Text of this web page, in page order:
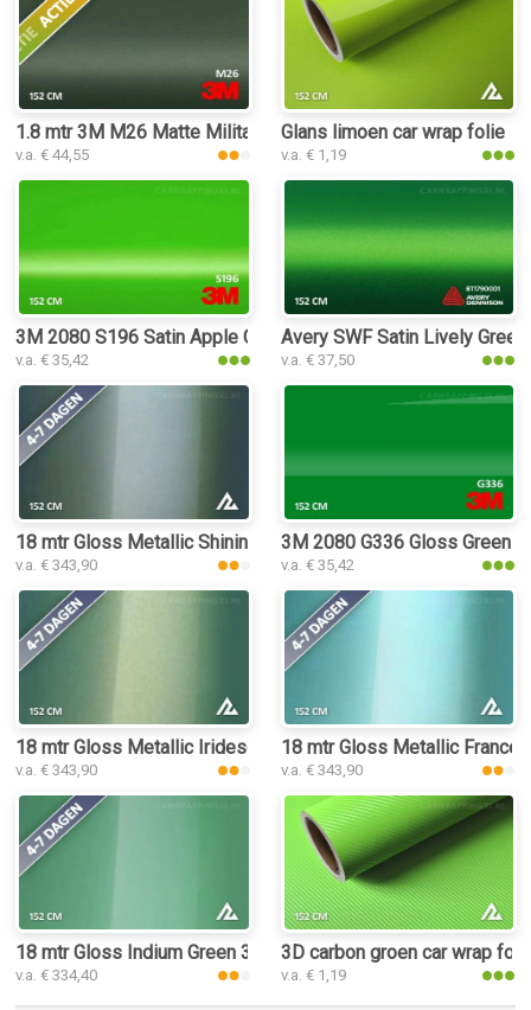
1.8 mtr 3M M26 Matte Military Green
v.a. € 44,55
Glans limoen car wrap folie
v.a. € 1,19
3M 2080 S196 Satin Apple Green car wrap folie
v.a. € 35,42
Avery SWF Satin Lively
v.a. € 37,50
18 mtr Gloss Metallic Shining Green 3199 car wrap folie
v.a. € 343,90
3M 2080 G336 Gloss Green
v.a. € 35,42
18 mtr Gloss Metallic Iridescent Emerald 3147 car wrap folie
v.a. € 343,90
18 mtr Gloss Metallic
v.a. € 343,90
18 mtr Gloss Indium Green 3228 car wrap folie
v.a. € 334,40
3D carbon groen car wrap
v.a. € 1,19